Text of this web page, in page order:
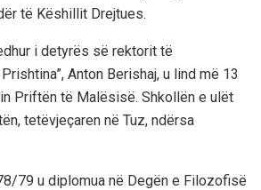
të Këshillit Drejtues.
i detyrës së rektorit të
Anton Berishaj, u lind më 13
Priftën të Malësisë. Shkollën e ulët
tetëvjeçaren në Tuz, ndërsa
79 u diplomua në Degën e Filozofisë